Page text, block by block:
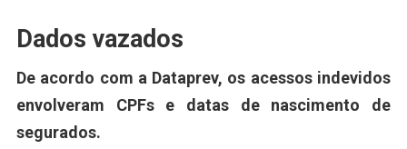
Dados vazados
De acordo com a Dataprev, os acessos indevidos
envolveram CPFs e datas de nascimento de
segurados.